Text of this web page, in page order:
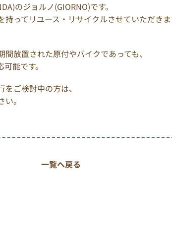
のジョルノ(GIORNO)です。
ってリユース・リサイクルさせていただき
放置された原付やバイクであっても、
能です。
ご検討中の方は、
。
一覧へ戻る